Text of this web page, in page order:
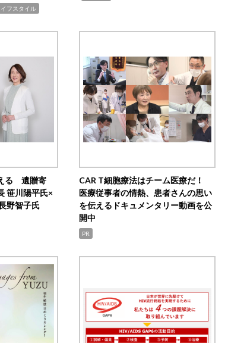
イフスタイル
る 遺贈寄
笹川陽平氏×
野智子氏
CAR T細胞療法はチーム医療だ！
医療従事者の情熱、患者さんの思い
を伝えるドキュメンタリー動画を公
開中
PR